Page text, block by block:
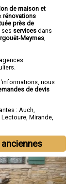
de maison et
rénovations
près de
services dans
Meymes
nous
de devis
: Auch,
Lectoure, Mirande,